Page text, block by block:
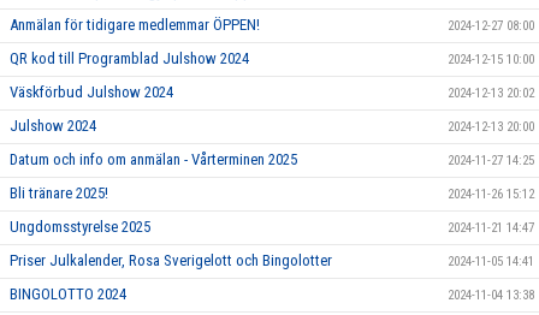
Anmälan för tidigare medlemmar ÖPPEN! 2024-12-27 08:00
QR kod till Programblad Julshow 2024 2024-12-15 10:00
Väskförbud Julshow 2024 2024-12-13 20:02
Julshow 2024 2024-12-13 20:00
Datum och info om anmälan - Vårterminen 2025 2024-11-27 14:25
Bli tränare 2025! 2024-11-26 15:12
Ungdomsstyrelse 2025 2024-11-21 14:47
Priser Julkalender, Rosa Sverigelott och Bingolotter 2024-11-05 14:41
BINGOLOTTO 2024 2024-11-04 13:38